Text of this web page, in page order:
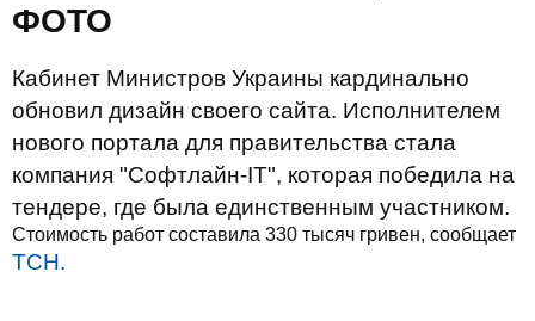
ФОТО
Кабинет Министров Украины кардинально
обновил дизайн своего сайта. Исполнителем
нового портала для правительства стала
компания "Софтлайн-IT", которая победила на
тендере, где была единственным участником.
Стоимость работ составила 330 тысяч гривен, сообщает
ТСН.